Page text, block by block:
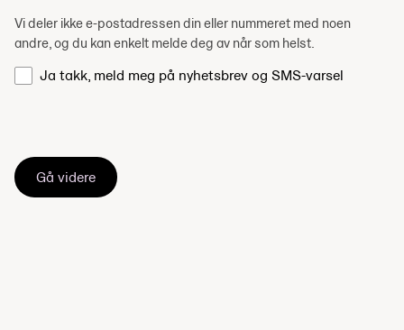
Vi deler ikke e-postadressen din eller nummeret med noen
andre, og du kan enkelt melde deg av når som helst.
Ja takk, meld meg på nyhetsbrev og SMS-varsel
Gå videre